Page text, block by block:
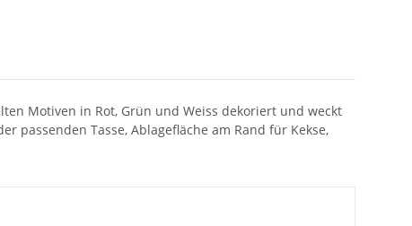
Motiven in Rot, Grün und Weiss dekoriert und weckt
passenden Tasse, Ablagefläche am Rand für Kekse,